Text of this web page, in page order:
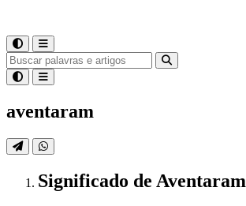
aventaram
Significado de Aventaram